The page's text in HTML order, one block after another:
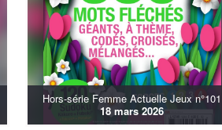
Hors-série Femme Actuelle Jeux n°101
18 mars 2026